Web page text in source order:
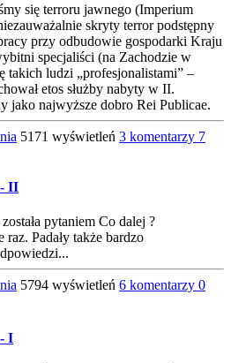
się terroru jawnego (Imperium
skryty terror podstępny
przy odbudowie gospodarki Kraju
specjaliści (na Zachodzie w
takich ludzi „profesjonalistami” –
etos służby nabyty w II.
jako najwyższe dobro Rei Publicae.
5171 wyświetleń 3 komentarzy 7
- II
pytaniem Co dalej ?
Padały także bardzo
5794 wyświetleń 6 komentarzy 0
I